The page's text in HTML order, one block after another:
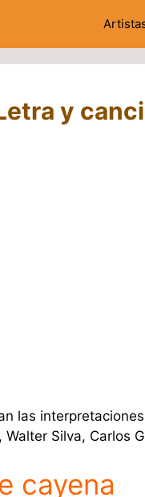
y
las
Walter Silva, Carlos
cayena